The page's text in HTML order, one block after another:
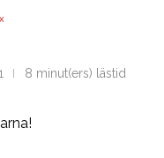
8 minut(ers) lästid